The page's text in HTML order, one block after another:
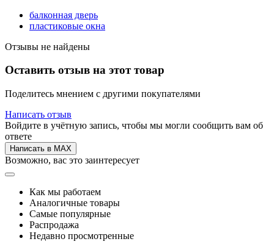
балконная дверь
пластиковые окна
Отзывы не найдены
Оставить отзыв на этот товар
Поделитесь мнением с другими покупателями
Написать отзыв
Войдите в учётную запись, чтобы мы могли сообщить вам об
ответе
Написать в MAX
Возможно, вас это заинтересует
Как мы работаем
Аналогичные товары
Самые популярные
Распродажа
Недавно просмотренные